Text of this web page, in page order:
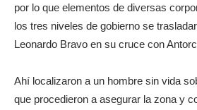
por lo que elementos de diversas
los tres niveles de gobierno se
Leonardo Bravo en su cruce con
Ahí localizaron a un hombre sin vida
que procedieron a asegurar la zona y